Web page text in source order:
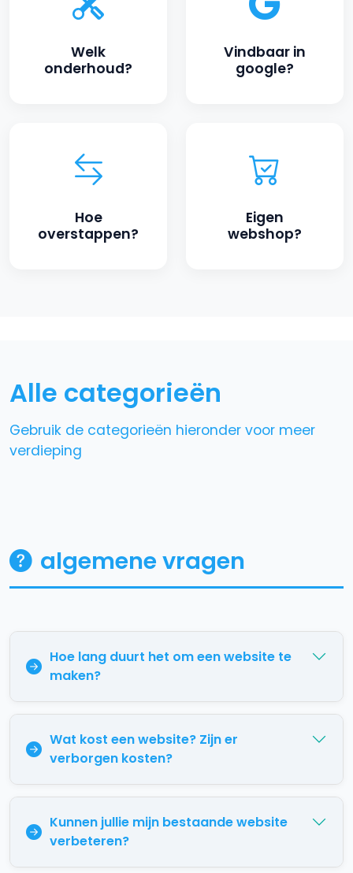
welk
onderhoud?
vindbaar in
google?
hoe
overstappen?
eigen
webshop?
alle categorieën
Gebruik de categorieën hieronder voor meer
verdieping
algemene vragen
Hoe lang duurt het om een website te
maken?
Wat kost een website? Zijn er
verborgen kosten?
Kunnen jullie mijn bestaande website
verbeteren?